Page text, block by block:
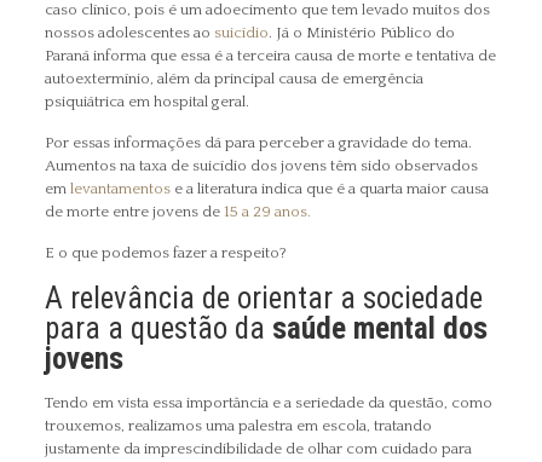
caso clínico, pois é um adoecimento que tem levado muitos dos
nossos adolescentes ao suicídio. Já o Ministério Público do
Paraná informa que essa é a terceira causa de morte e tentativa de
autoextermínio, além da principal causa de emergência
psiquiátrica em hospital geral.
Por essas informações dá para perceber a gravidade do tema.
Aumentos na taxa de suicídio dos jovens têm sido observados
em levantamentos e a literatura indica que é a quarta maior causa
de morte entre jovens de 15 a 29 anos.
E o que podemos fazer a respeito?
A relevância de orientar a sociedade
para a questão da saúde mental dos
jovens
Tendo em vista essa importância e a seriedade da questão, como
trouxemos, realizamos uma palestra em escola, tratando
justamente da imprescindibilidade de olhar com cuidado para